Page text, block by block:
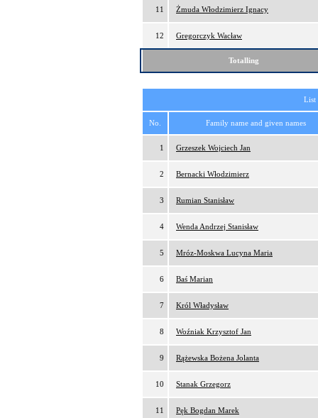
11 Żmuda Włodzimierz Ignacy
12 Gregorczyk Wacław
Totalling
List
No. Family name and given names
1 Grzeszek Wojciech Jan
2 Bernacki Włodzimierz
3 Rumian Stanisław
4 Wenda Andrzej Stanisław
5 Mróz-Moskwa Lucyna Maria
6 Baś Marian
7 Król Władysław
8 Woźniak Krzysztof Jan
9 Rążewska Bożena Jolanta
10 Stanak Grzegorz
11 Pęk Bogdan Marek